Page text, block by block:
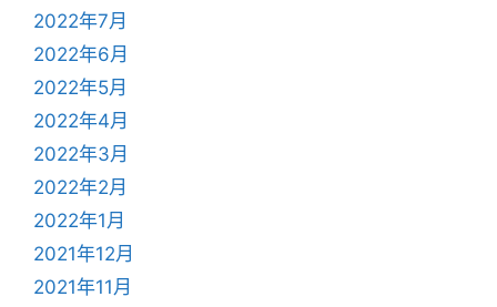
2022年7月
2022年6月
2022年5月
2022年4月
2022年3月
2022年2月
2022年1月
2021年12月
2021年11月